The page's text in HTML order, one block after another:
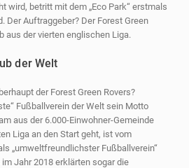
wird, betritt mit dem „Eco Park“ erstmals
Der Auftraggeber? Der Forest Green
aus der vierten englischen Liga.
der Welt
der Forest Green Rovers?
Fußballverein der Welt sein Motto
aus der 6.000-Einwohner-Gemeinde
Liga an den Start geht, ist vom
„umweltfreundlichster Fußballverein“
Jahr 2018 erklärten sogar die